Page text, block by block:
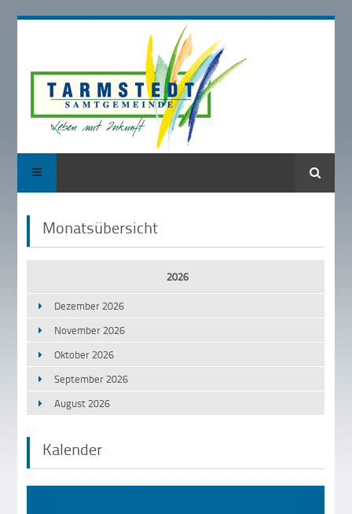
Suche
Monatsübersicht
2026
Dezember 2026
November 2026
Oktober 2026
September 2026
August 2026
Kalender